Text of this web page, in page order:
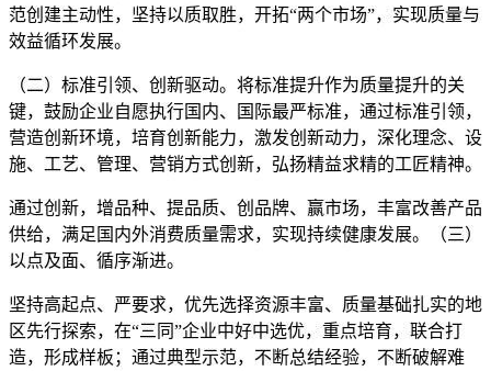
范创建主动性，坚持以质取胜，开拓“两个市场”，实现质量与
效益循环发展。
（二）标准引领、创新驱动。将标准提升作为质量提升的关
键，鼓励企业自愿执行国内、国际最严标准，通过标准引领，
营造创新环境，培育创新能力，激发创新动力，深化理念、设
施、工艺、管理、营销方式创新，弘扬精益求精的工匠精神。
通过创新，增品种、提品质、创品牌、赢市场，丰富改善产品
供给，满足国内外消费质量需求，实现持续健康发展。（三）
以点及面、循序渐进。
坚持高起点、严要求，优先选择资源丰富、质量基础扎实的地
区先行探索，在“三同”企业中好中选优，重点培育，联合打
造，形成样板；通过典型示范，不断总结经验，不断破解难